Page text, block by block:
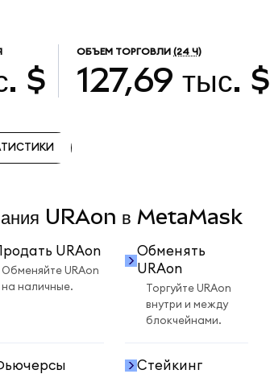
$
ОБЪЕМ ТОРГОВЛИ (24 Ч)
127,69 тыс. $
URAon в MetaMask
URAon
Обменяйте URAon
на наличные.
Обменять
URAon
Торгуйте URAon
внутри и между
блокчейнами.
Стейкинг